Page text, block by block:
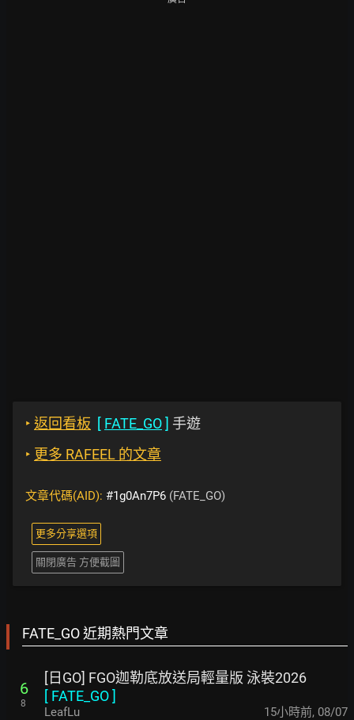
‣ 返回看板 [ FATE_GO] 手遊
‣ 更多 RAFEEL 的文章
文章代碼(AID): #1g0An7P6 (FATE_GO)
更多分享選項
關閉廣告 方便截圖
FATE_GO 近期熱門文章
6
8
[日GO] FGO迦勒底放送局輕量版 泳裝2026
[ FATE_GO]
LeafLu 15小時前, 08/07